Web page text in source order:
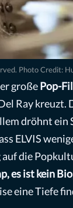
Photo Credit:
großePop-
Ray kreuzt.
dröhnt ein
ELVIS
die
es ist kein
eine Tiefe